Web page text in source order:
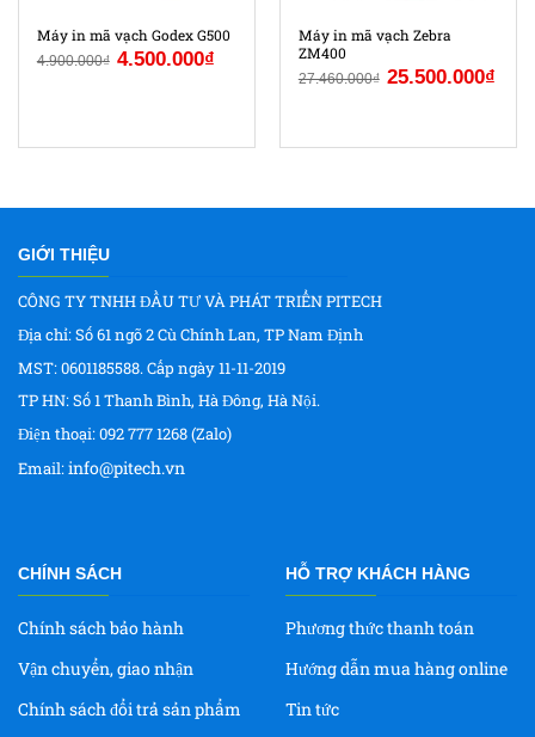
Máy in mã vạch Godex G500
4.900.000₫ 4.500.000₫
Máy in mã vạch Zebra
ZM400
27.460.000₫ 25.500.000₫
GIỚI THIỆU
CÔNG TY TNHH ĐẦU TƯ VÀ PHÁT TRIỂN PITECH
Địa chỉ: Số 61 ngõ 2 Cù Chính Lan, TP Nam Định
MST: 0601185588. Cấp ngày 11-11-2019
TP HN: Số 1 Thanh Bình, Hà Đông, Hà Nội.
Điện thoại: 092 777 1268 (Zalo)
Email:info@pitech.vn
CHÍNH SÁCH
Chính sách bảo hành
Vận chuyển, giao nhận
Chính sách đổi trả sản phẩm
HỖ TRỢ KHÁCH HÀNG
Phương thức thanh toán
Hướng dẫn mua hàng online
Tin tức